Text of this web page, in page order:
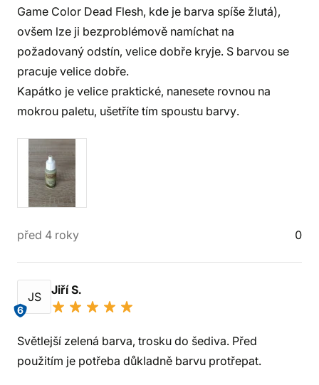
Game Color Dead Flesh, kde je barva spíše žlutá),
ovšem lze ji bezproblémově namíchat na
požadovaný odstín, velice dobře kryje. S barvou se
pracuje velice dobře.
Kapátko je velice praktické, nanesete rovnou na
mokrou paletu, ušetříte tím spoustu barvy.
před 4 roky 0
JS
6
Jiří S.
Světlejší zelená barva, trosku do šediva. Před
použitím je potřeba důkladně barvu protřepat.